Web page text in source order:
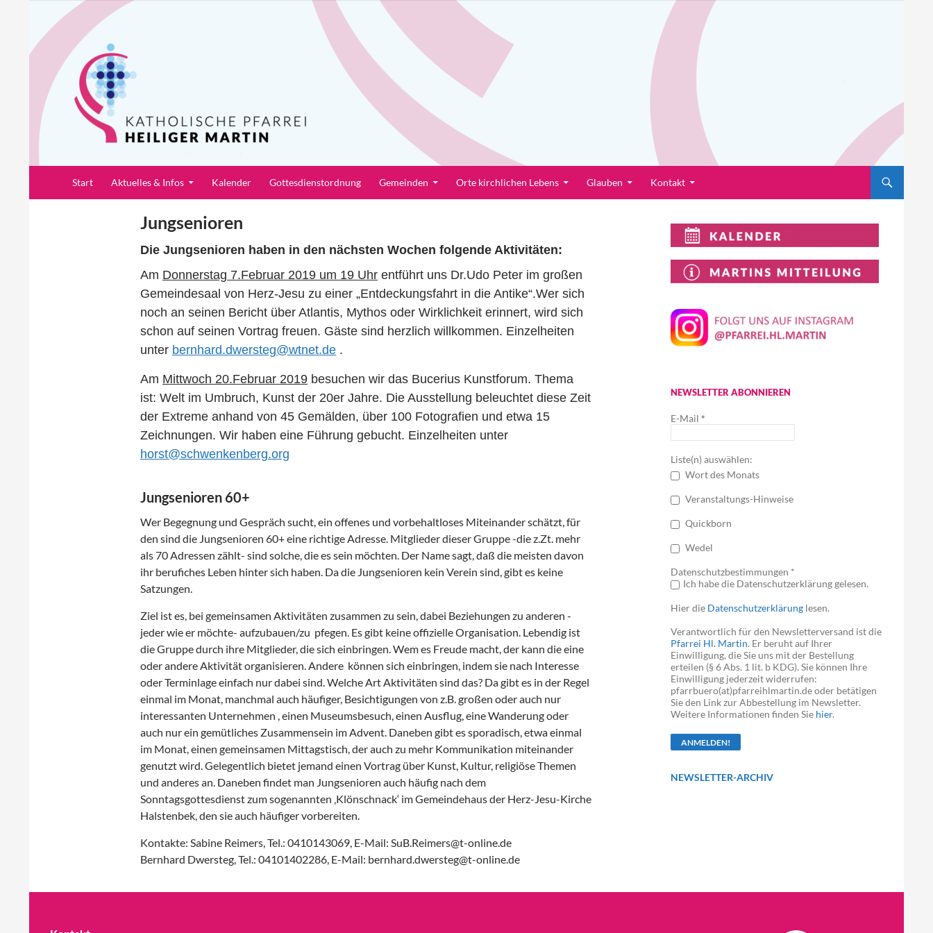
springen
Pfarrei Heiliger Martin
Start Aktuelles & Infos Kalender Gottesdienstordnung Gemeinden Orte kirchlichen Lebens Glauben Kontakt
Jungsenioren
Die Jungsenioren haben in den nächsten Wochen folgende Aktivitäten:
Am Donnerstag 7.Februar 2019 um 19 Uhr entführt uns Dr.Udo Peter im großen
Gemeindesaal von Herz-Jesu zu einer „Entdeckungsfahrt in die Antike“.Wer sich
noch an seinen Bericht über Atlantis, Mythos oder Wirk lichkeit erinnert, wird sich
schon auf seinen Vortrag freuen. Gäste sind herzlich willkommen. Einzelheiten
unter bernhard.dwersteg@wtnet.de .
Am Mittwoch 20.Februar 2019 besuchen wir das Bucerius Kunstforum. Thema
ist: Welt im Umbruch, Kunst der 20er Jahre. Die Ausstellung beleuchtet diese Zeit
der Extreme anhand von 45 Gemälden, über 100 Fotografien und etwa 15
Zeichnungen. Wir haben eine Führung gebucht. Einzelheiten unter
horst@schwenkenberg.org
Jungsenioren 60+
Wer Begegnung und Gespräch sucht, ein offenes und vorbehaltloses Miteinander schätzt, für
den sind die Jungsenioren 60+ eine richtige Adresse. Mitglieder dieser Gruppe -die z.Zt. mehr
als 70 Adressen zählt- sind solche, die es sein möchten. Der Name sagt, daß die meisten davon
ihr berufiches Leben hinter sich haben. Da die Jungsenioren kein Verein sind, gibt es keine
Satzungen.
Ziel ist es, bei gemeinsamen Aktivitäten zusammen zu sein, dabei Beziehungen zu anderen -
jeder wie er möchte- aufzubauen/zu pfegen. Es gibt keine offizielle Organisation. Lebendig ist
die Gruppe durch ihre Mitglieder, die sich einbringen. Wem es Freude macht, der kann die eine
oder andere Aktivität organisieren. Andere können sich einbringen, indem sie nach Interesse
oder Terminlage einfach nur dabei sind. Welche Art Aktivitäten sind das? Da gibt es in der Regel
einmal im Monat, manchmal auch häufiger, Besichtigungen von z.B. großen oder auch nur
interessanten Unternehmen , einen Museumsbesuch, einen Ausflug, eine Wanderung oder
auch nur ein gemütliches Zusammensein im Advent. Daneben gibt es sporadisch, etwa einmal
im Monat, einen gemeinsamen Mittagstisch, der auch zu mehr Kommunikation miteinander
genutzt wird. Gelegentlich bietet jemand einen Vortrag über Kunst, Kultur, religiöse Themen
und anderes an. Daneben findet man Jungsenioren auch häufig nach dem
Sonntagsgottesdienst zum sogenannten ‚Klönschnack‘ im Gemeindehaus der Herz-Jesu-Kirche
Halstenbek, den sie auch häufiger vorbereiten.
Kontakte: Sabine Reimers, Tel.: 0410143069, E-Mail: SuB.Reimers@t-online.de
Bernhard Dwersteg, Tel.: 04101402286, E-Mail: bernhard.dwersteg@t-online.de
NEWSLETTER ABONNIEREN
E-Mail *
Liste(n) auswählen:
Wort des Monats
Veranstaltungs-Hinweise
Quickborn
Wedel
Datenschutzbestimmungen *
Ich habe die Datenschutzerklärung gelesen.
Hier die Datenschutzerklärung lesen.
Verantwortlich für den Newsletterversand ist die
Pfarrei Hl. Martin. Er beruht auf Ihrer
Einwilligung, die Sie uns mit der Bestellung
erteilen (§ 6 Abs. 1 lit. b KDG). Sie können Ihre
Einwilligung jederzeit widerrufen:
pfarrbuero(at)pfarreihlmartin.de oder betätigen
Sie den Link zur Abbestellung im Newsletter.
Weitere Informationen finden Sie hier.
NEWSLETTER-ARCHIV